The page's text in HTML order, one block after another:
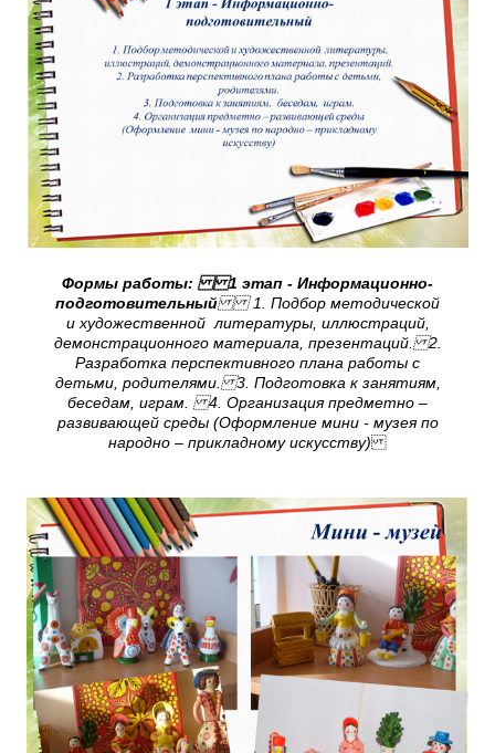
Формы работы: 1 этап - Информационно-
подготовительный1. Подбор методической
и художественной литературы, иллюстраций,
демонстрационного материала, презентаций. 2.
Разработка перспективного плана работы с
детьми, родителями. 3. Подготовка к занятиям,
беседам, играм. 4. Организация предметно –
развивающей среды (Оформление мини - музея по
народно – прикладному искусству)